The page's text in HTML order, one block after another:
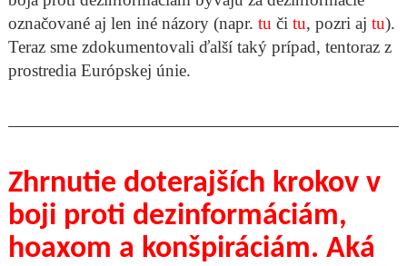
označované aj len iné názory (napr. tu či tu, pozri aj tu).
Teraz sme zdokumentovali ďalší taký prípad, tentoraz z
prostredia Európskej únie.
Zhrnutie doterajších krokov v
boji proti dezinformáciám,
hoaxom a konšpiráciám. Aká